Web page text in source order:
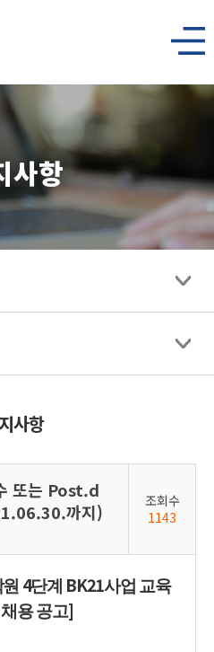
열기
사항
사항
또는 Post.d
까지)
조회수
1143
4단계 BK21사업 교육
용 공고]